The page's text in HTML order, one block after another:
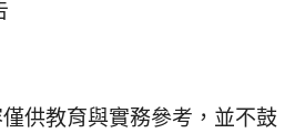
供教育與實務參考，並不鼓